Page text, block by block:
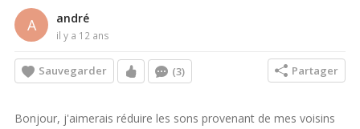
A andré
il y a 12 ans
Sauvegarder (3) Partager
Bonjour, j'aimerais réduire les sons provenant de mes voisins